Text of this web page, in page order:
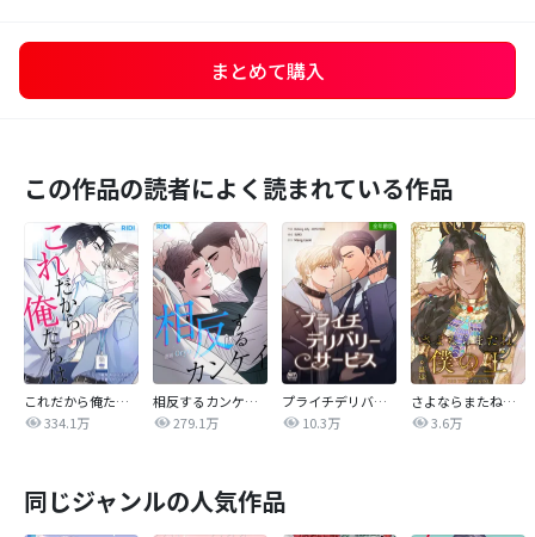
まとめて購入
この作品の読者によく読まれている作品
これだから俺たちは
334.1万
相反するカンケイ【改訂版】
279.1万
プライチデリバリーサービス【全年齢版】
10.3万
さよならまたね、僕の王【タテヨミ】
3.6万
同じジャンルの人気作品